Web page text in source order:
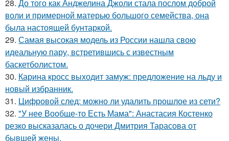
28. До того как Анджелина Джоли стала послом доброй
воли и примерной матерью большого семейства, она
была настоящей бунтаркой.
29. Самая высокая модель из России нашла свою
идеальную пару, встретившись с известным
баскетболистом.
30. Карина кросс выходит замуж: предложение на льду и
новый избранник.
31. Цифровой след: можно ли удалить прошлое из сети?
32. "У нее Вообще-то Есть Мама": Анастасия Костенко
резко высказалась о дочери Дмитрия Тарасова от
бывшей жены.